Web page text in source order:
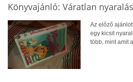
Könyvajánló: Váratlan nyaralás
Az előző
egy kicsit
több, mint amit